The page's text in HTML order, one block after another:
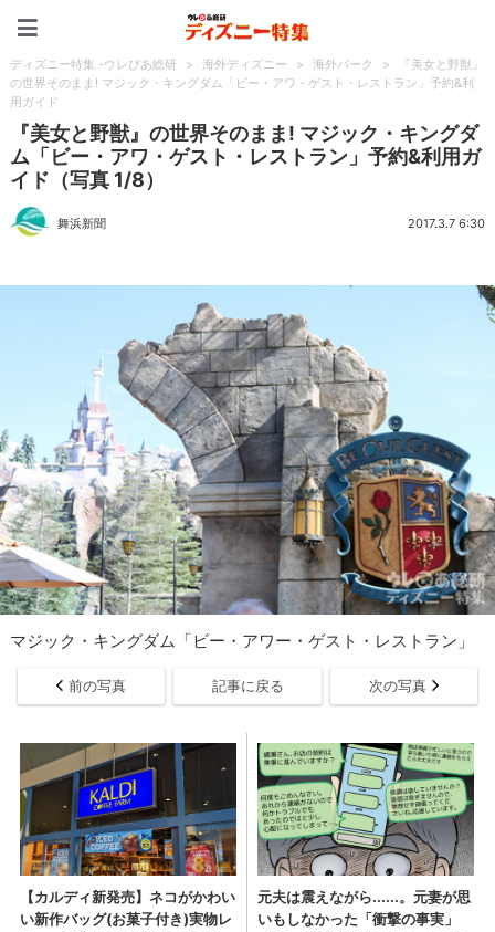
ディズニー特集 -ウレぴあ総研 > 海外ディズニー > 海外パーク >
『美女と野獣』
の世界そのまま! マジック・キングダム「ビー・アワ・ゲスト・レストラン」予約&利
用ガイド
『美女と野獣』の世界そのまま! マジック・キングダ
ム「ビー・アワ・ゲスト・レストラン」予約&利用ガ
イド（写真 1/8）
舞浜新聞 2017.3.7 6:30
マジック・キングダム「ビー・アワー・ゲスト・レストラン」
前の写真 記事に戻る 次の写真